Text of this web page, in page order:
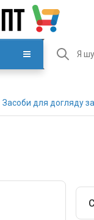
Засоби для догляду